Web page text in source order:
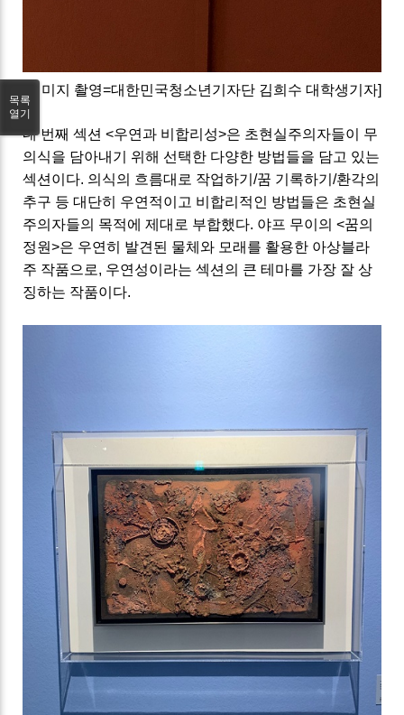
[이미지 촬영=대한민국청소년기자단 김희수 대학생기자]
네 번째 섹션 <우연과 비합리성>은 초현실주의자들이 무
의식을 담아내기 위해 선택한 다양한 방법들을 담고 있는
섹션이다. 의식의 흐름대로 작업하기/꿈 기록하기/환각의
추구 등 대단히 우연적이고 비합리적인 방법들은 초현실
주의자들의 목적에 제대로 부합했다. 야프 무이의 <꿈의
정원>은 우연히 발견된 물체와 모래를 활용한 아상블라
주 작품으로, 우연성이라는 섹션의 큰 테마를 가장 잘 상
징하는 작품이다.
목록
열기